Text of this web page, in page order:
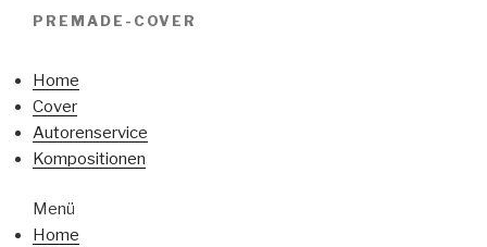
PREMADE-COVER
Home
Cover
Autorenservice
Kompositionen
Menü
Home